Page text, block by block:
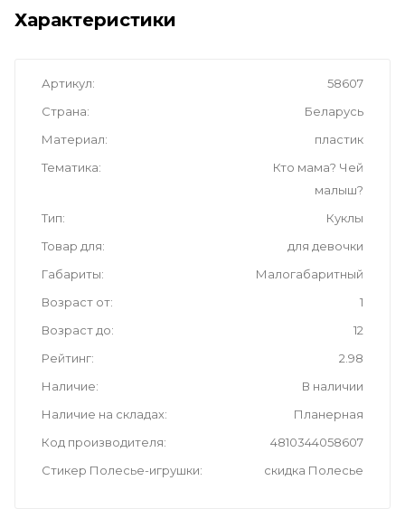
Характеристики
Артикул
58607
Страна
Беларусь
Материал
пластик
Тематика
Кто мама? Чей
малыш?
Тип
Куклы
Товар для
для девочки
Габариты
Малогабаритный
Возраст от
1
Возраст до
12
Рейтинг
2.98
Наличие
В наличии
Наличие на складах
Планерная
Код производителя
4810344058607
Стикер Полесье-игрушки
скидка Полесье